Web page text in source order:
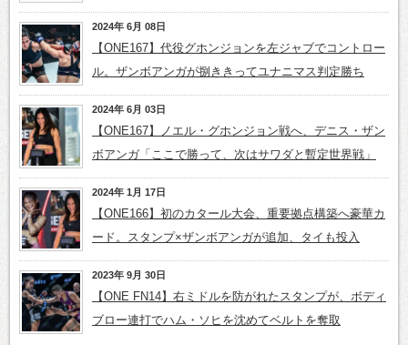
2024年 6月 08日
【ONE167】代役グホンジョンを左ジャブでコントロー
ル。ザンボアンガが捌ききってユナニマス判定勝ち
2024年 6月 03日
【ONE167】ノエル・グホンジョン戦へ、デニス・ザン
ボアンガ「ここで勝って、次はサワダと暫定世界戦」
2024年 1月 17日
【ONE166】初のカタール大会、重要拠点構築へ豪華カ
ード。スタンプ×ザンボアンガが追加、タイも投入
2023年 9月 30日
【ONE FN14】右ミドルを防がれたスタンプが、ボディ
ブロー連打でハム・ソヒを沈めてベルトを奪取